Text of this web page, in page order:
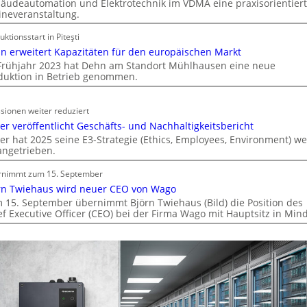
l
e
U
n
t
r
g
r
ü
n
d
e
und Elektrotechnik im VDMA eine
in Piteşti
erweitert Kapazitäten für den europäischen Markt
2023 hat Dehn am Standort Mühlhausen eine neue
in Betrieb genommen.
weiter reduziert
veröffentlicht Geschäfts- und Nachhaltigkeitsbericht
hat 2025 seine E3-Strategie (Ethics, Employees, Environment)
zum 15. September
Twiehaus wird neuer CEO von Wago
15. September übernimmt Björn Twiehaus (Bild) die Position des
Executive Officer (CEO) bei der Firma Wago mit Hauptsitz in